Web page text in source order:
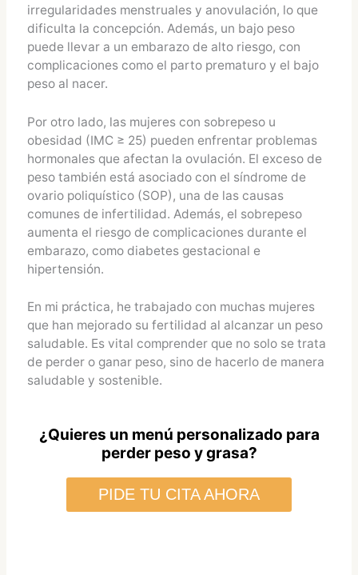
irregularidades menstruales y anovulación, lo que
dificulta la concepción. Además, un bajo peso
puede llevar a un embarazo de alto riesgo, con
complicaciones como el parto prematuro y el bajo
peso al nacer.
Por otro lado, las mujeres con sobrepeso u
obesidad (IMC ≥ 25) pueden enfrentar problemas
hormonales que afectan la ovulación. El exceso de
peso también está asociado con el síndrome de
ovario poliquístico (SOP), una de las causas
comunes de infertilidad. Además, el sobrepeso
aumenta el riesgo de complicaciones durante el
embarazo, como diabetes gestacional e
hipertensión.
En mi práctica, he trabajado con muchas mujeres
que han mejorado su fertilidad al alcanzar un peso
saludable. Es vital comprender que no solo se trata
de perder o ganar peso, sino de hacerlo de manera
saludable y sostenible.
¿Quieres un menú personalizado para
perder peso y grasa?
PIDE TU CITA AHORA